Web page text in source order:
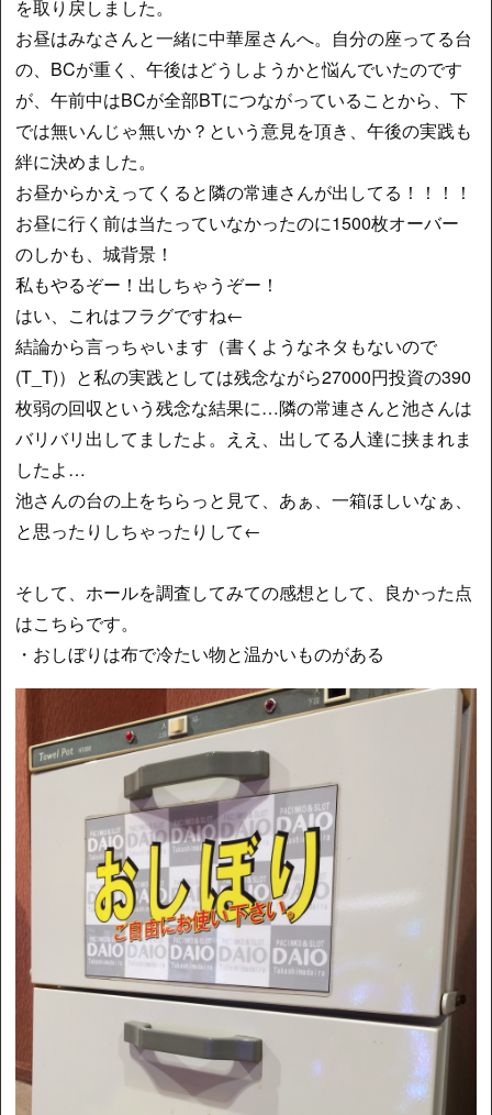
を取り戻しました。
お昼はみなさんと一緒に中華屋さんへ。自分の座ってる台
の、BCが重く、午後はどうしようかと悩んでいたのです
が、午前中はBCが全部BTにつながっていることから、下
では無いんじゃ無いか？という意見を頂き、午後の実践も
絆に決めました。
お昼からかえってくると隣の常連さんが出してる！！！！
お昼に行く前は当たっていなかったのに1500枚オーバー
のしかも、城背景！
私もやるぞー！出しちゃうぞー！
はい、これはフラグですね←
結論から言っちゃいます（書くようなネタもないので
(T_T)）と私の実践としては残念ながら27000円投資の390
枚弱の回収という残念な結果に…隣の常連さんと池さんは
バリバリ出してましたよ。ええ、出してる人達に挟まれま
したよ…
池さんの台の上をちらっと見て、あぁ、一箱ほしいなぁ、
と思ったりしちゃったりして←
そして、ホールを調査してみての感想として、良かった点
はこちらです。
・おしぼりは布で冷たい物と温かいものがある